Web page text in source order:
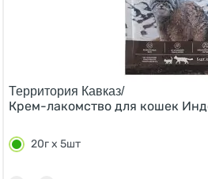
Территория Кавказ/
Крем-лакомство для кошек
20г х 5шт